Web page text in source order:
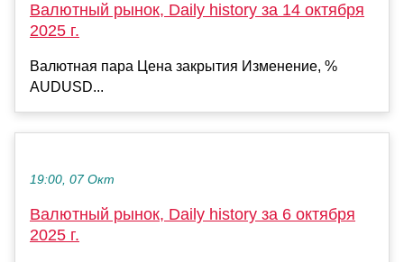
Валютный рынок, Daily history за 14 октября
2025 г.
Валютная пара Цена закрытия Изменение, %
AUDUSD...
19:00, 07 Окт
Валютный рынок, Daily history за 6 октября
2025 г.